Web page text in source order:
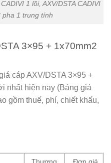
1 lõi, AXV/DSTA CADIVI
pha 1 trung tính
3×95 + 1x70mm2
cáp AXV/DSTA 3×95 +
nhất hiện nay (Bảng giá
gồm thuế, phí, chiết khấu,